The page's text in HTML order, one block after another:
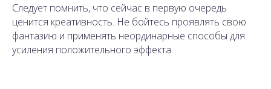
Следует помнить, что сейчас в первую очередь
ценится креативность. Не бойтесь проявлять свою
фантазию и применять неординарные способы для
усиления положительного эффекта.